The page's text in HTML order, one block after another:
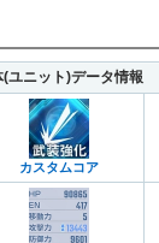
(ユニット)データ情報
カスタムコア